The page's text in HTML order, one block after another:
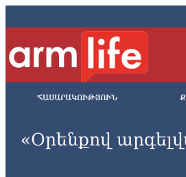
ՀԱՍԱՐԱԿՈՒԹՅՈՒՆ
«Օրենքով